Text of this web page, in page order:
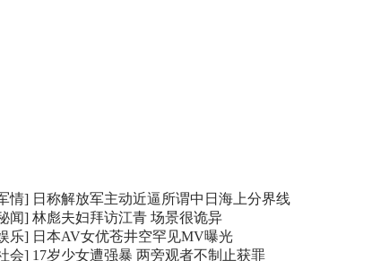
情] 日称解放军主动近逼所谓中日海上分界线
闻] 林彪夫妇拜访江青 场景很诡异
乐] 日本AV女优苍井空罕见MV曝光
会] 17岁少女遭强暴 两旁观者不制止获罪